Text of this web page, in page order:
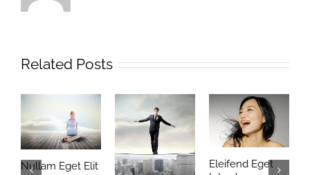
Related Posts
Nullam Eget Elit
Eleifend Eget